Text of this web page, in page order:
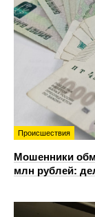
Происшествия
Мошенники
млн рублей: